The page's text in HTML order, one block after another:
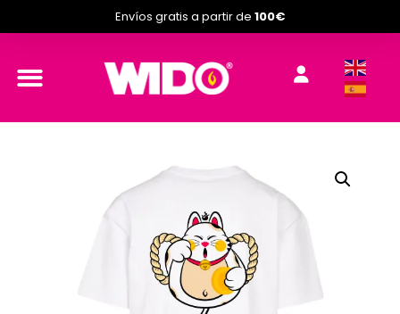
Envíos gratis a partir de 100€